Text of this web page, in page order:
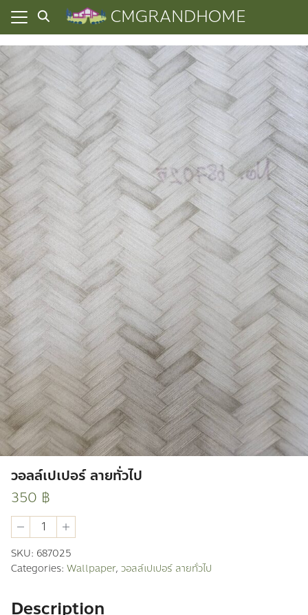
Skip
content
CMGRANDHOME
ความเป็นส่วนตัว
หมด
ที่ผ่านมา
รา
วอลล์เปเปอร์ ลายทั่วไป
350 ฿
วอ
ลล์
เปเปอร์
ลาย
ทั่วไป
SKU: 687025
Categories: Wallpaper, วอลล์เปเปอร์ ลายทั่วไป
Description